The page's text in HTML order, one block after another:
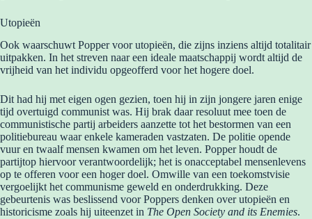
Utopieën
Ook waarschuwt Popper voor utopieën, die zijns inziens altijd totalitair
uitpakken. In het streven naar een ideale maatschappij wordt altijd de
vrijheid van het individu opgeofferd voor het hogere doel.
Dit had hij met eigen ogen gezien, toen hij in zijn jongere jaren enige
tijd overtuigd communist was. Hij brak daar resoluut mee toen de
communistische partij arbeiders aanzette tot het bestormen van een
politiebureau waar enkele kameraden vastzaten. De politie opende
vuur en twaalf mensen kwamen om het leven. Popper houdt de
partijtop hiervoor verantwoordelijk; het is onacceptabel mensenlevens
op te offeren voor een hoger doel. Omwille van een toekomstvisie
vergoelijkt het communisme geweld en onderdrukking. Deze
gebeurtenis was beslissend voor Poppers denken over utopieën en
historicisme zoals hij uiteenzet in The Open Society and its Enemies.